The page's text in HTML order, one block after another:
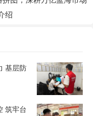
绍
基层防
筑牢台